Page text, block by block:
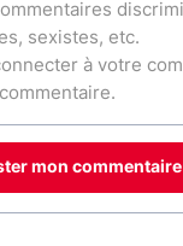
mon commentaire